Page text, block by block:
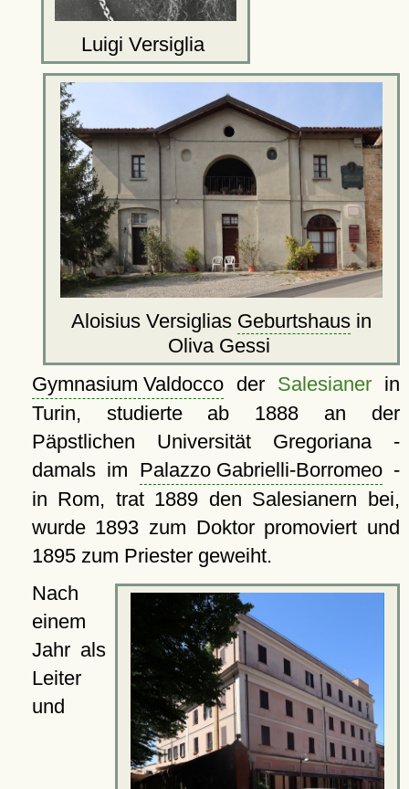
Luigi Versiglia
Aloisius Versiglias Geburtshaus in
Oliva Gessi
Gymnasium Valdoccoder Salesianerin
Turin, studierte ab 1888 an der
Päpstlichen Universität Gregoriana -
damals im Palazzo Gabrielli-Borromeo-
in Rom, trat 1889 den Salesianern bei,
wurde 1893 zum Doktor promoviert und
1895 zum Priester geweiht.
Nach
einem
Jahr als
Leiter
und